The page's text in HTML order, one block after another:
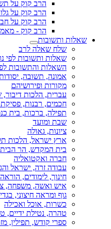
הרב קוק על
הרב קוק על
הרב קוק על
הרב קוק -
שאלות ותשובות
שלח שאלה לרב
שאלות ותשובות לפי
השאלות והתשובות
אמונה, תשובה,
מקורות ופירושיהם
עברית, הלכות
חכמים, רבנות,
תפילה, ברכות, בית
שבת ומועד
ציונות, גאולה
ארץ ישראל, הלכות
בית המקדש, הר הבית
חברה ואקטואליה
עבודה זרה, ישראל
חינוך, לימודים, הוראה
איש ואשה, משפחה,
גוף ומראה חיצוני,
כשרות, אוכל ואכילה
טהרה, נטילת ידיים,
ספרי קודש, תפילין,